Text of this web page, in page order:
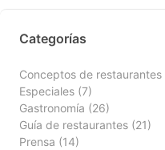
Categorías
Conceptos de restaurantes
Especiales (7)
Gastronomía (26)
Guía de restaurantes (21)
Prensa (14)